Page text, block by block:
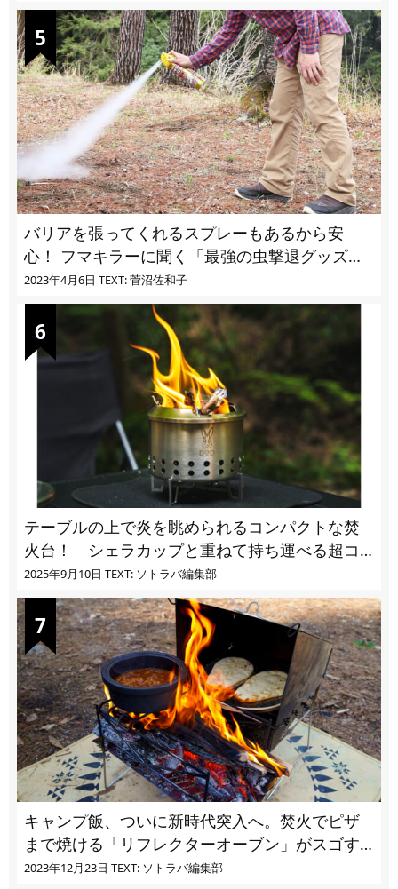
バリアを張ってくれるスプレーもあるから安
心！ フマキラーに聞く「最強の虫撃退グッズ
vol.4」【キャンプサイトで使う虫よけ】
2023年4月6日 TEXT: 菅沼佐和子
テーブルの上で炎を眺められるコンパクトな焚
火台！ シェラカップと重ねて持ち運べる超コ
ンパクト収納
2025年9月10日 TEXT: ソトラバ編集部
キャンプ飯、ついに新時代突入へ。焚火でピザ
まで焼ける「リフレクターオーブン」がスゴす
ぎる
2023年12月23日 TEXT: ソトラバ編集部